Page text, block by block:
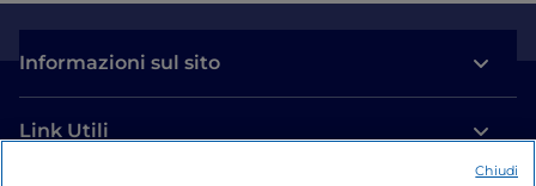
Informazioni sul sito
Link Utili
Chiudi